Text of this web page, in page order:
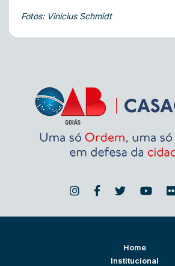
Fotos: Vinícius Schmidt
Home
Institucional